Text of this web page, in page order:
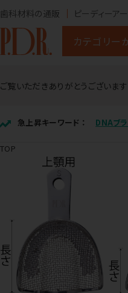
歯科材料の通販 ピーディーア
カテゴリー
ご覧いただきありがとうございま
急上昇キーワード ： DNAブ
TOP